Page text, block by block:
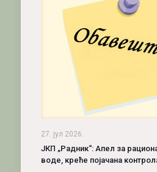
27. јул 2026.
ЈКП „Радник“: Апел за
воде, креће појачана